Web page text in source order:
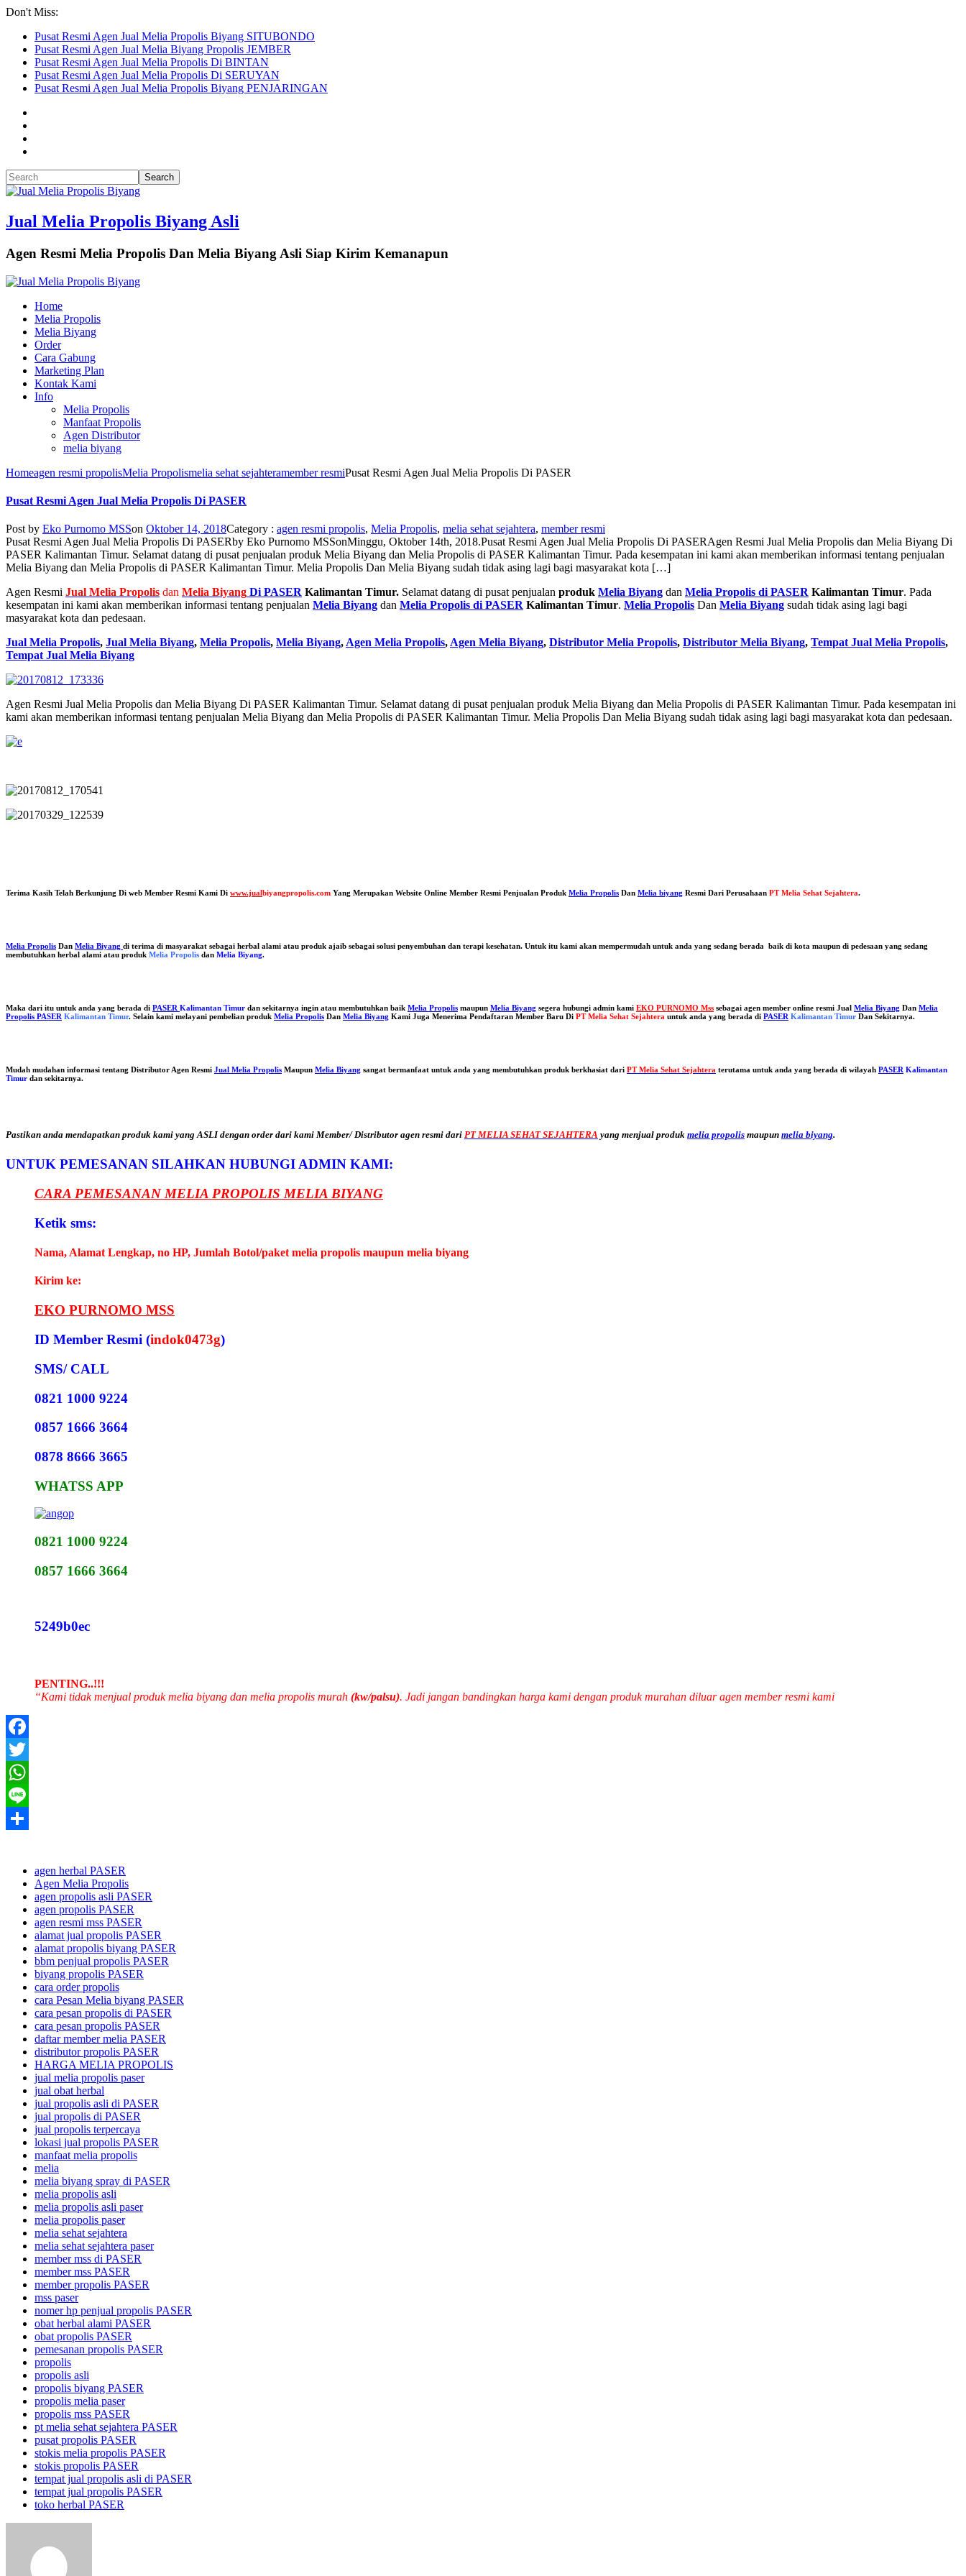
Don't Miss:
Pusat Resmi Agen Jual Melia Propolis Biyang SITUBONDO
Pusat Resmi Agen Jual Melia Biyang Propolis JEMBER
Pusat Resmi Agen Jual Melia Propolis Di BINTAN
Pusat Resmi Agen Jual Melia Propolis Di SERUYAN
Pusat Resmi Agen Jual Melia Propolis Biyang PENJARINGAN
Jual Melia Propolis Biyang Asli
Agen Resmi Melia Propolis Dan Melia Biyang Asli Siap Kirim Kemanapun
Home
Melia Propolis
Melia Biyang
Order
Cara Gabung
Marketing Plan
Kontak Kami
Info
Melia Propolis
Manfaat Propolis
Agen Distributor
melia biyang
Homeagen resmi propolisMelia Propolismelia sehat sejahteramember resmiPusat Resmi Agen Jual Melia Propolis Di PASER
Pusat Resmi Agen Jual Melia Propolis Di PASER
Post by Eko Purnomo MSSon Oktober 14, 2018Category : agen resmi propolis, Melia Propolis, melia sehat sejahtera, member resmi
Pusat Resmi Agen Jual Melia Propolis Di PASERby Eko Purnomo MSSonMinggu, Oktober 14th, 2018.Pusat Resmi Agen Jual Melia Propolis Di PASERAgen Resmi Jual Melia Propolis dan Melia Biyang Di
PASER Kalimantan Timur. Selamat datang di pusat penjualan produk Melia Biyang dan Melia Propolis di PASER Kalimantan Timur. Pada kesempatan ini kami akan memberikan informasi tentang penjualan
Melia Biyang dan Melia Propolis di PASER Kalimantan Timur. Melia Propolis Dan Melia Biyang sudah tidak asing lagi bagi masyarakat kota […]
Agen Resmi Jual Melia Propolis dan Melia Biyang Di PASER Kalimantan Timur. Selamat datang di pusat penjualan produk Melia Biyang dan Melia Propolis di PASER Kalimantan Timur. Pada
kesempatan ini kami akan memberikan informasi tentang penjualan Melia Biyang dan Melia Propolis di PASER Kalimantan Timur. Melia Propolis Dan Melia Biyang sudah tidak asing lagi bagi
masyarakat kota dan pedesaan.
Jual Melia Propolis, Jual Melia Biyang, Melia Propolis, Melia Biyang, Agen Melia Propolis, Agen Melia Biyang, Distributor Melia Propolis, Distributor Melia Biyang, Tempat Jual Melia Propolis,
Tempat Jual Melia Biyang
Agen Resmi Jual Melia Propolis dan Melia Biyang Di PASER Kalimantan Timur. Selamat datang di pusat penjualan produk Melia Biyang dan Melia Propolis di PASER Kalimantan Timur. Pada kesempatan ini
kami akan memberikan informasi tentang penjualan Melia Biyang dan Melia Propolis di PASER Kalimantan Timur. Melia Propolis Dan Melia Biyang sudah tidak asing lagi bagi masyarakat kota dan pedesaan.
Terima Kasih Telah Berkunjung Di web Member Resmi Kami Di www.jualbiyangpropolis.com Yang Merupakan Website Online Member Resmi Penjualan Produk Melia Propolis Dan Melia biyang Resmi Dari Perusahaan PT Melia Sehat Sejahtera.
Melia Propolis Dan Melia Biyang di terima di masyarakat sebagai herbal alami atau produk ajaib sebagai solusi penyembuhan dan terapi kesehatan. Untuk itu kami akan mempermudah untuk anda yang sedang berada baik di kota maupun di pedesaan yang sedang
membutuhkan herbal alami atau produk Melia Propolis dan Melia Biyang.
Maka dari itu untuk anda yang berada di PASER Kalimantan Timur dan sekitarnya ingin atau membutuhkan baik Melia Propolis maupun Melia Biyang segera hubungi admin kami EKO PURNOMO Mss sebagai agen member online resmi Jual Melia Biyang Dan Melia
Propolis PASER Kalimantan Timur. Selain kami melayani pembelian produk Melia Propolis Dan Melia Biyang Kami Juga Menerima Pendaftaran Member Baru Di PT Melia Sehat Sejahtera untuk anda yang berada di PASER Kalimantan Timur Dan Sekitarnya.
Mudah mudahan informasi tentang Distributor Agen Resmi Jual Melia Propolis Maupun Melia Biyang sangat bermanfaat untuk anda yang membutuhkan produk berkhasiat dari PT Melia Sehat Sejahtera terutama untuk anda yang berada di wilayah PASER Kalimantan
Timur dan sekitarnya.
Pastikan anda mendapatkan produk kami yang ASLI dengan order dari kami Member/ Distributor agen resmi dari PT MELIA SEHAT SEJAHTERA yang menjual produk melia propolis maupun melia biyang.
UNTUK PEMESANAN SILAHKAN HUBUNGI ADMIN KAMI:
CARA PEMESANAN MELIA PROPOLIS MELIA BIYANG
Ketik sms:
Nama, Alamat Lengkap, no HP, Jumlah Botol/paket melia propolis maupun melia biyang
Kirim ke:
EKO PURNOMO MSS
ID Member Resmi (indok0473g)
SMS/ CALL
0821 1000 9224
0857 1666 3664
0878 8666 3665
WHATSS APP
0821 1000 9224
0857 1666 3664
5249b0ec
PENTING..!!!
“Kami tidak menjual produk melia biyang dan melia propolis murah (kw/palsu). Jadi jangan bandingkan harga kami dengan produk murahan diluar agen member resmi kami
Facebook
Twitter
WhatsApp
Line
agen herbal PASER
Agen Melia Propolis
agen propolis asli PASER
agen propolis PASER
agen resmi mss PASER
alamat jual propolis PASER
alamat propolis biyang PASER
bbm penjual propolis PASER
biyang propolis PASER
cara order propolis
cara Pesan Melia biyang PASER
cara pesan propolis di PASER
cara pesan propolis PASER
daftar member melia PASER
distributor propolis PASER
HARGA MELIA PROPOLIS
jual melia propolis paser
jual obat herbal
jual propolis asli di PASER
jual propolis di PASER
jual propolis terpercaya
lokasi jual propolis PASER
manfaat melia propolis
melia
melia biyang spray di PASER
melia propolis asli
melia propolis asli paser
melia propolis paser
melia sehat sejahtera
melia sehat sejahtera paser
member mss di PASER
member mss PASER
member propolis PASER
mss paser
nomer hp penjual propolis PASER
obat herbal alami PASER
obat propolis PASER
pemesanan propolis PASER
propolis
propolis asli
propolis biyang PASER
propolis melia paser
propolis mss PASER
pt melia sehat sejahtera PASER
pusat propolis PASER
stokis melia propolis PASER
stokis propolis PASER
tempat jual propolis asli di PASER
tempat jual propolis PASER
toko herbal PASER